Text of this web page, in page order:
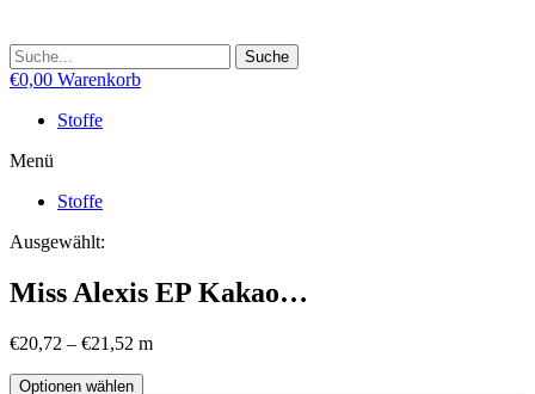
Suche
€0,00 Warenkorb
Stoffe
Menü
Stoffe
Ausgewählt:
Miss Alexis EP Kakao…
€20,72 – €21,52 m
Optionen wählen